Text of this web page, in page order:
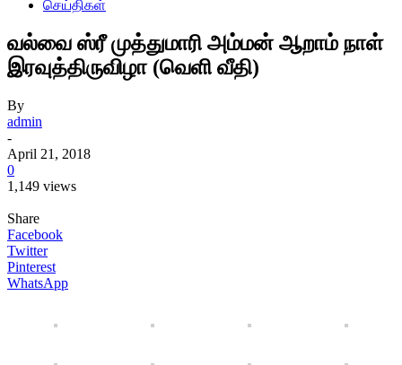
செய்திகள்
வல்வை ஸ்ரீ முத்துமாரி அம்மன் ஆறாம் நாள்
இரவுத்திருவிழா (வெளி வீதி)
By
admin
-
April 21, 2018
0
1,149 views
Share
Facebook
Twitter
Pinterest
WhatsApp